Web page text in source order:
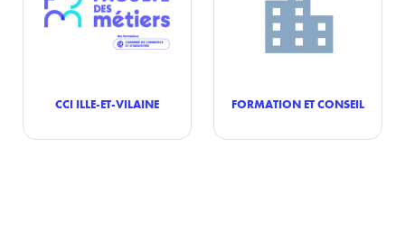
CCI ILLE-ET-VILAINE FORMATION ET CONSEIL